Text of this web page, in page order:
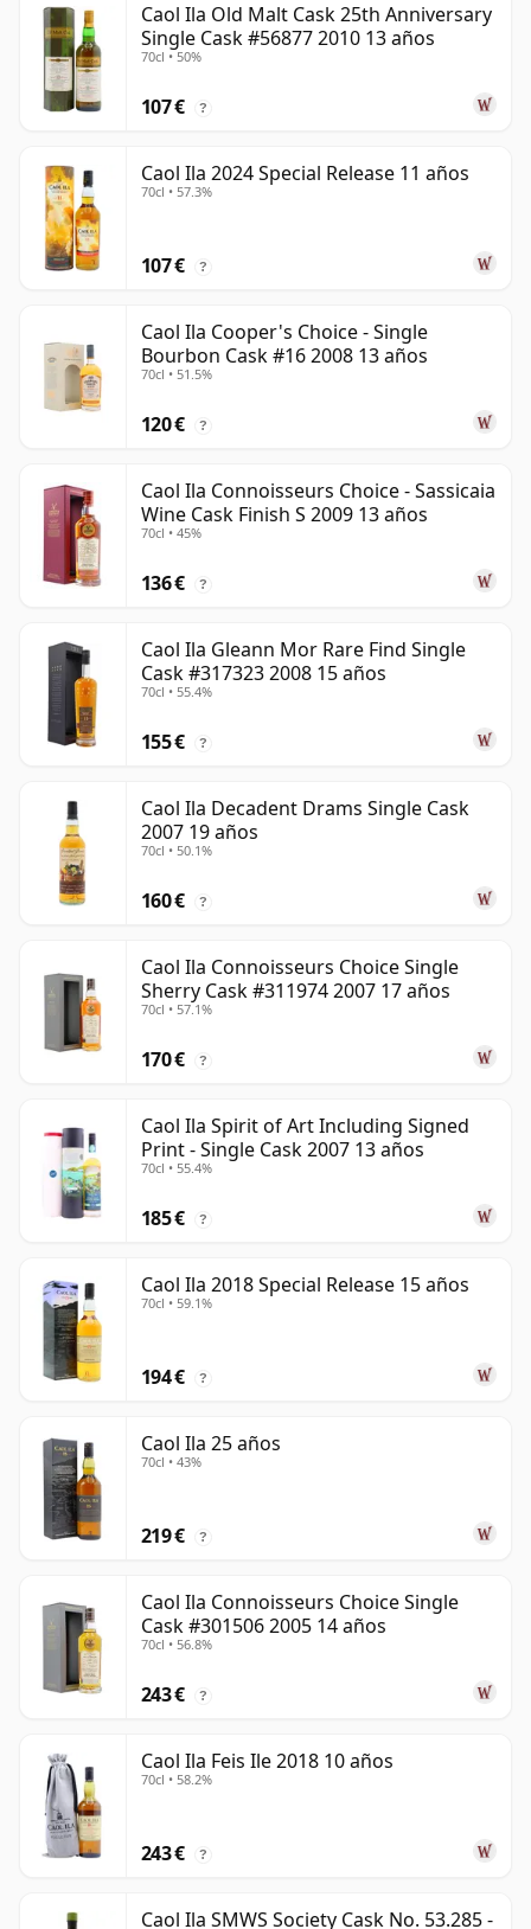
Caol Ila Old Malt Cask 25th Anniversary
Single Cask #56877 2010 13 años
70cl • 50%
107 € ?
Caol Ila 2024 Special Release 11 años
70cl • 57.3%
107 € ?
Caol Ila Cooper's Choice - Single
Bourbon Cask #16 2008 13 años
70cl • 51.5%
120 € ?
Caol Ila Connoisseurs Choice - Sassicaia
Wine Cask Finish S 2009 13 años
70cl • 45%
136 € ?
Caol Ila Gleann Mor Rare Find Single
Cask #317323 2008 15 años
70cl • 55.4%
155 € ?
Caol Ila Decadent Drams Single Cask
2007 19 años
70cl • 50.1%
160 € ?
Caol Ila Connoisseurs Choice Single
Sherry Cask #311974 2007 17 años
70cl • 57.1%
170 € ?
Caol Ila Spirit of Art Including Signed
Print - Single Cask 2007 13 años
70cl • 55.4%
185 € ?
Caol Ila 2018 Special Release 15 años
70cl • 59.1%
194 € ?
Caol Ila 25 años
70cl • 43%
219 € ?
Caol Ila Connoisseurs Choice Single
Cask #301506 2005 14 años
70cl • 56.8%
243 € ?
Caol Ila Feis Ile 2018 10 años
70cl • 58.2%
243 € ?
Caol Ila SMWS Society Cask No. 53.285 -